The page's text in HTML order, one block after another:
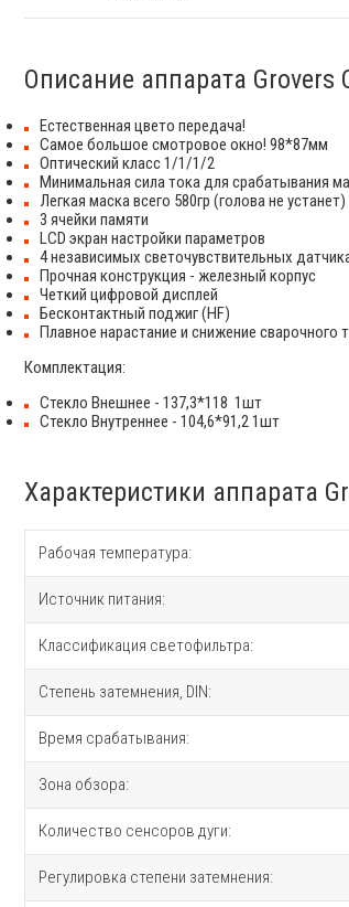
Описание аппарата Grovers
Естественная цвето передача!
Самое большое смотровое окно! 98*87мм
Оптический класс 1/1/1/2
Минимальная сила тока для срабатывания
Легкая маска всего 580гр (голова не устанет)
3 ячейки памяти
LCD экран настройки параметров
4 независимых светочувствительных
Прочная конструкция - железный корпус
Четкий цифровой дисплей
Бесконтактный поджиг (HF)
Плавное нарастание и снижение сварочного
Комплектация:
Стекло Внешнее - 137,3*118 1шт
Стекло Внутреннее - 104,6*91,2 1шт
Характеристики аппарата
Рабочая температура:
Источник питания:
Классификация светофильтра:
Степень затемнения, DIN:
Время срабатывания:
Зона обзора:
Количество сенсоров дуги:
Регулировка степени затемнения: